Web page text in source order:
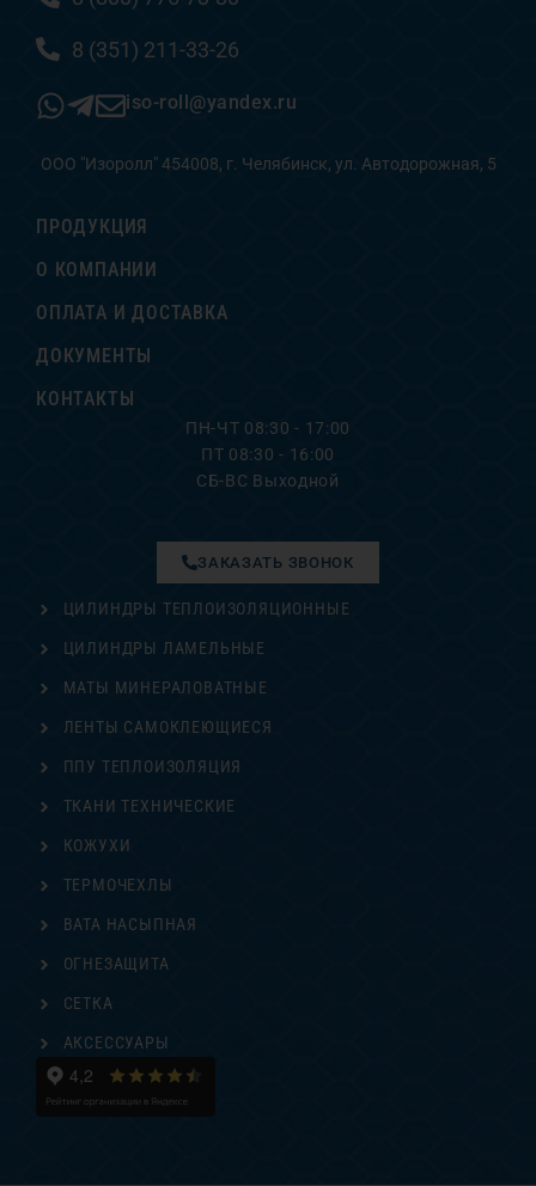
8 (351) 211-33-26
iso-roll@yandex.ru
ООО "Изоролл" 454008, г. Челябинск, ул. Автодорожная, 5
ПРОДУКЦИЯ
О КОМПАНИИ
ОПЛАТА И ДОСТАВКА
ДОКУМЕНТЫ
КОНТАКТЫ
ПН-ЧТ 08:30 - 17:00
ПТ 08:30 - 16:00
СБ-ВС Выходной
ЦИЛИНДРЫ ТЕПЛОИЗОЛЯЦИОННЫЕ
ЦИЛИНДРЫ ЛАМЕЛЬНЫЕ
МАТЫ МИНЕРАЛОВАТНЫЕ
ЛЕНТЫ САМОКЛЕЮЩИЕСЯ
ППУ ТЕПЛОИЗОЛЯЦИЯ
ТКАНИ ТЕХНИЧЕСКИЕ
ЗАКАЗАТЬ ЗВОНОК
КОЖУХИ
ТЕРМОЧЕХЛЫ
ВАТА НАСЫПНАЯ
ОГНЕЗАЩИТА
СЕТКА
АКСЕССУАРЫ